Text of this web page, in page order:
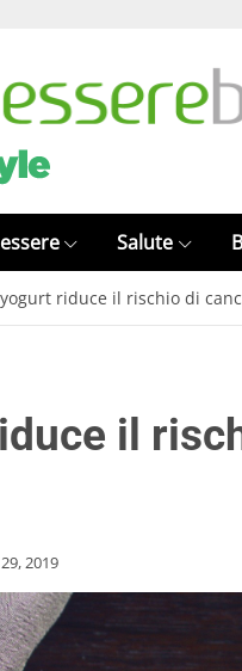
Salute
riduce il rischio di
il
2019